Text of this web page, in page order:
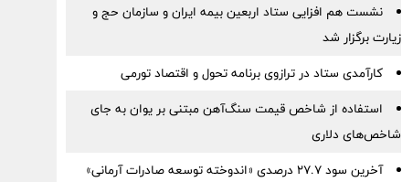
نشست هم افزایی ستاد اربعین بیمه ایران و سازمان حج و
زیارت برگزار شد
کارآمدی ستاد در ترازوی برنامه تحول و اقتصاد تورمی
استفاده از شاخص قیمت سنگ‌آهن مبتنی بر یوان به جای
شاخص‌های دلاری
آخرین سود ۲۷.۷ درصدی «اندوخته توسعه صادرات آرمانی»